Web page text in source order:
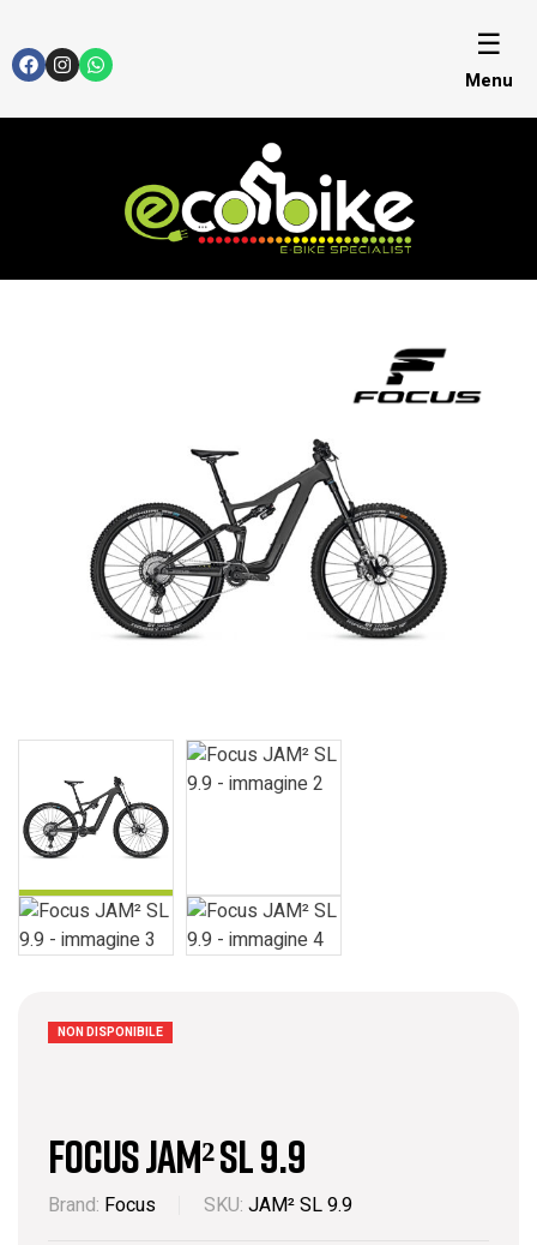
☰
Menu
NON DISPONIBILE
Focus JAM² SL 9.9
Brand: Focus SKU: JAM² SL 9.9